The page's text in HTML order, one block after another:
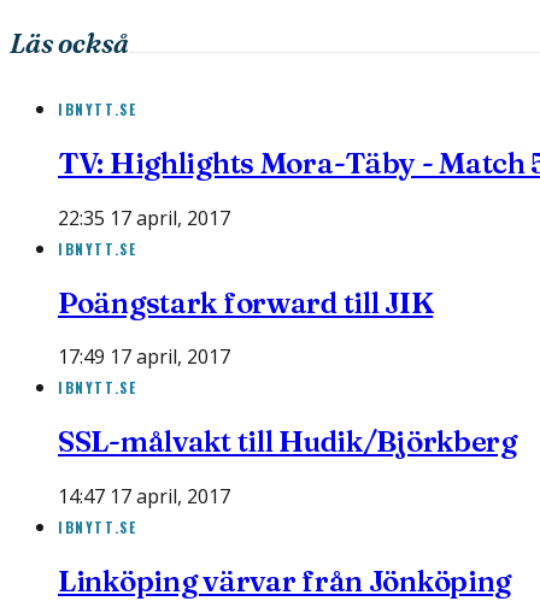
Läs också
IBNYTT.SE
TV: Highlights Mora-Täby - Match
22:35 17 april, 2017
IBNYTT.SE
Poängstark forward till JIK
17:49 17 april, 2017
IBNYTT.SE
SSL-målvakt till Hudik/Björkberg
14:47 17 april, 2017
IBNYTT.SE
Linköping värvar från Jönköping